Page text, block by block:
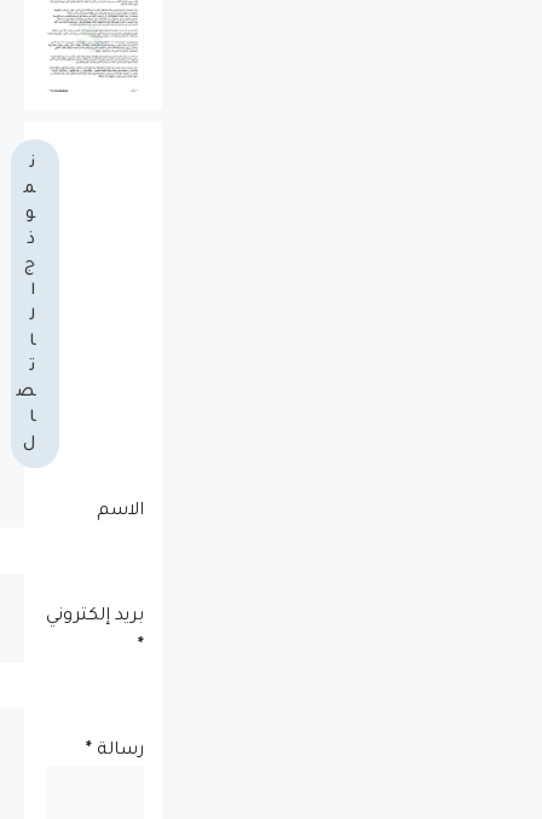
ن
م
و
ذ
ج
ا
ل
ا
ت
ص
ا
ل
الاسم
بريد إلكتروني
*
رسالة *